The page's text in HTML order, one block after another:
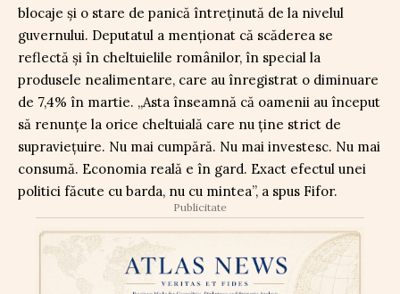
blocaje și o stare de panică întreținută de la nivelul
guvernului. Deputatul a menționat că scăderea se
reflectă și în cheltuielile românilor, în special la
produsele nealimentare, care au înregistrat o diminuare
de 7,4% în martie. „Asta înseamnă că oamenii au început
să renunțe la orice cheltuială care nu ține strict de
supraviețuire. Nu mai cumpără. Nu mai investesc. Nu mai
consumă. Economia reală e în gard. Exact efectul unei
politici făcute cu barda, nu cu mintea”, a spus Fifor.
Publicitate